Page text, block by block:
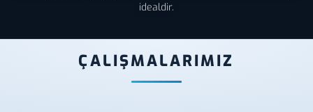
idealdir.
ÇALIŞMALARIMIZ